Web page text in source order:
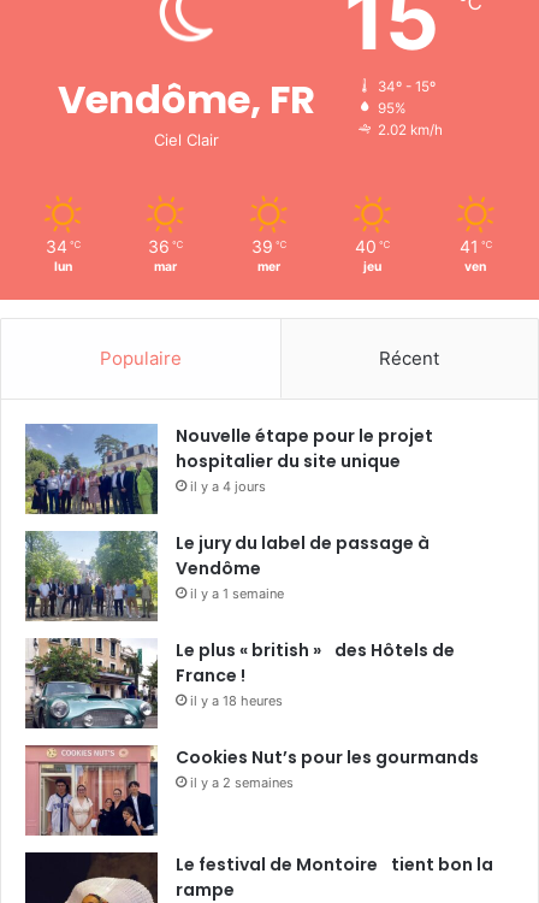
Vendôme, FR
Ciel Clair
34º - 15º
95%
2.02 km/h
34 ℃
lun
36 ℃
mar
39 ℃
mer
40 ℃
jeu
41 ℃
ven
Populaire Récent
Nouvelle étape pour le projet
hospitalier du site unique
il y a 4 jours
Le jury du label de passage à
Vendôme
il y a 1 semaine
Le plus « british » des Hôtels de
France !
il y a 18 heures
Cookies Nut’s pour les gourmands
il y a 2 semaines
Le festival de Montoire tient bon la
rampe